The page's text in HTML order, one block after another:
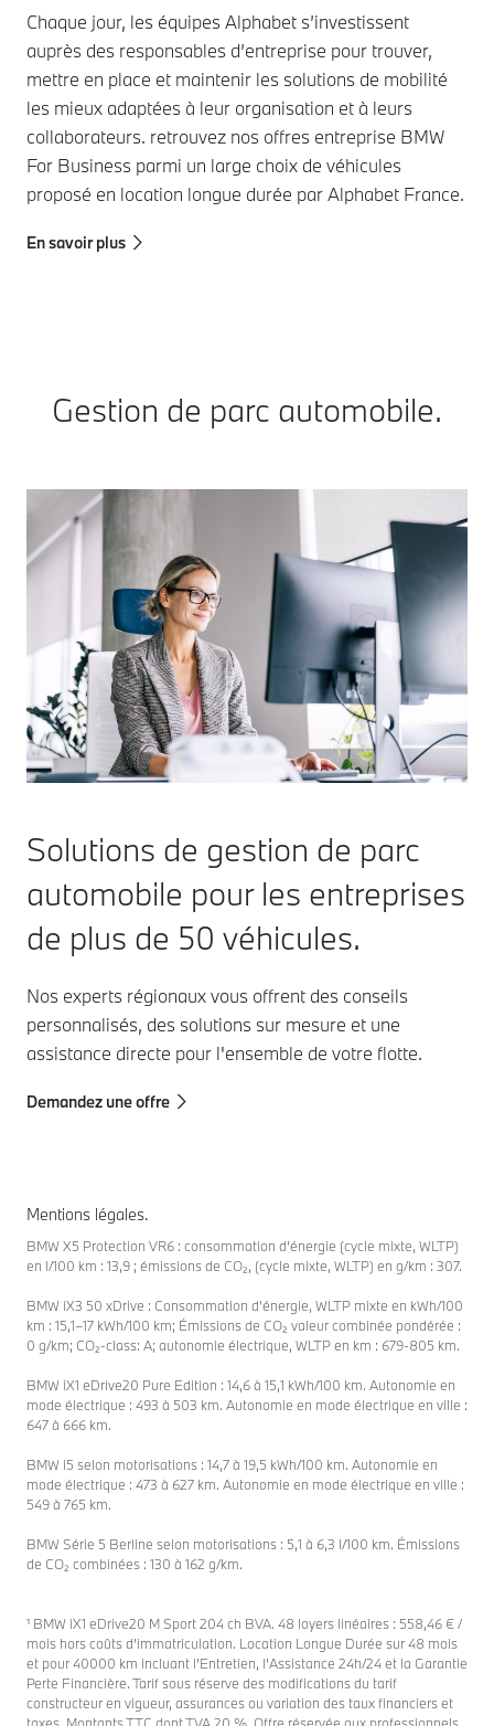
Chaque jour, les équipes Alphabet s’investissent
auprès des responsables d’entreprise pour trouver,
mettre en place et maintenir les solutions de mobilité
les mieux adaptées à leur organisation et à leurs
collaborateurs. retrouvez nos offres entreprise BMW
For Business parmi un large choix de véhicules
proposé en location longue durée par Alphabet France.
En savoir plus
Gestion de parc automobile.
Solutions de gestion de parc
automobile pour les entreprises
de plus de 50 véhicules.
Nos experts régionaux vous offrent des conseils
personnalisés, des solutions sur mesure et une
assistance directe pour l'ensemble de votre flotte.
Demandez une offre
Mentions légales.
BMW X5 Protection VR6 : consommation d’énergie (cycle mixte, WLTP)
en l/100 km : 13,9 ; émissions de CO₂, (cycle mixte, WLTP) en g/km : 307.
BMW iX3 50 xDrive : Consommation d’énergie, WLTP mixte en kWh/100
km : 15,1–17 kWh/100 km; Émissions de CO₂ valeur combinée pondérée :
0 g/km; CO₂-class: A; autonomie électrique, WLTP en km : 679-805 km.
BMW iX1 eDrive20 Pure Edition : 14,6 à 15,1 kWh/100 km. Autonomie en
mode électrique : 493 à 503 km. Autonomie en mode électrique en ville :
647 à 666 km.
BMW i5 selon motorisations : 14,7 à 19,5 kWh/100 km. Autonomie en
mode électrique : 473 à 627 km. Autonomie en mode électrique en ville :
549 à 765 km.
BMW Série 5 Berline selon motorisations : 5,1 à 6,3 l/100 km. Émissions
de CO₂ combinées : 130 à 162 g/km.
¹ BMW iX1 eDrive20 M Sport 204 ch BVA. 48 loyers linéaires : 558,46 € /
mois hors coûts d’immatriculation. Location Longue Durée sur 48 mois
et pour 40000 km incluant l'Entretien, l'Assistance 24h/24 et la Garantie
Perte Financière. Tarif sous réserve des modifications du tarif
constructeur en vigueur, assurances ou variation des taux financiers et